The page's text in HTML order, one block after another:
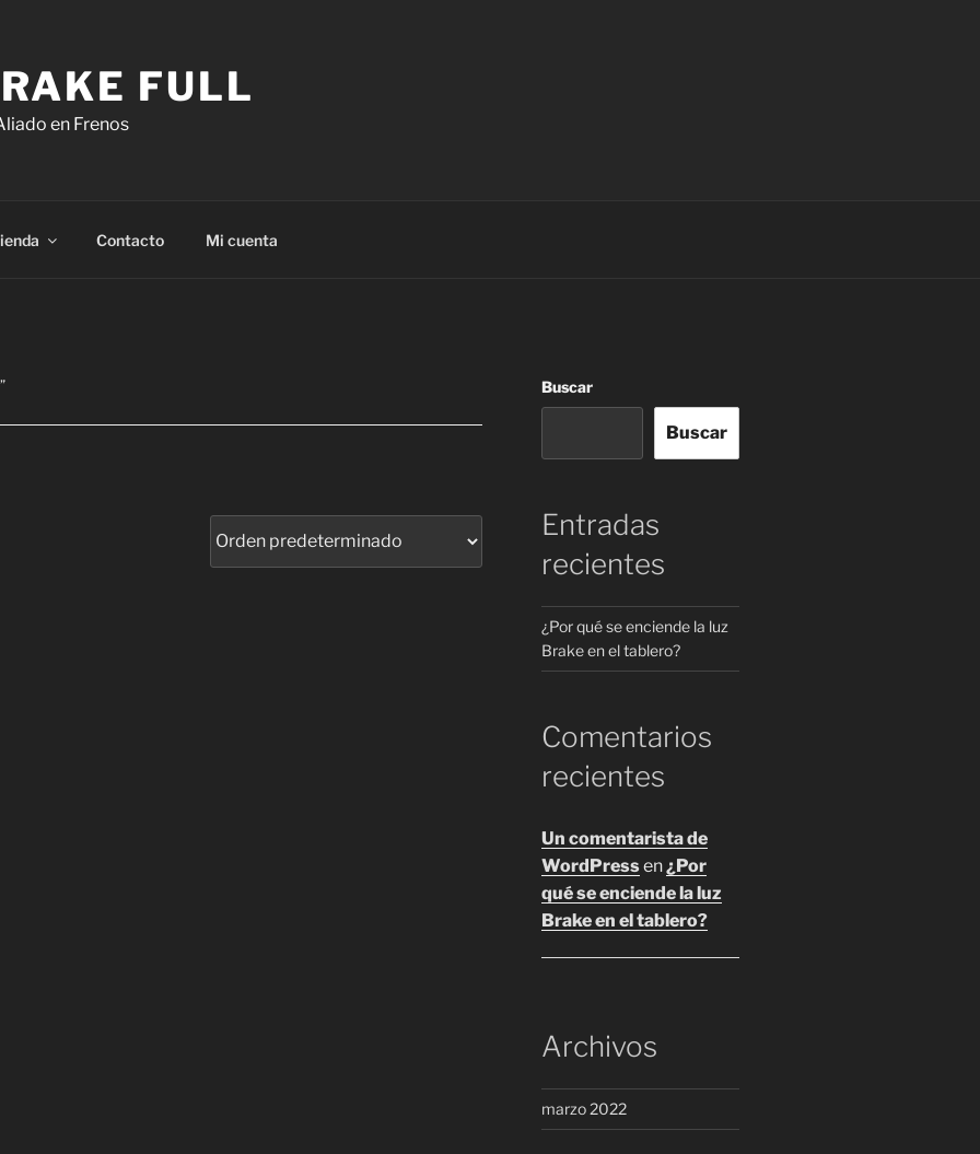
FULL
en Frenos
Contacto Mi cuenta
Buscar
Buscar
Entradas
recientes
¿Por qué se enciende la luz
Brake en el tablero?
Comentarios
recientes
Un comentarista de
WordPressen¿Por
qué se enciende la luz
Brake en el tablero?
Archivos
marzo 2022